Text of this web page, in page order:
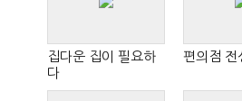
집다운 집이 필요하
다
편의점 전